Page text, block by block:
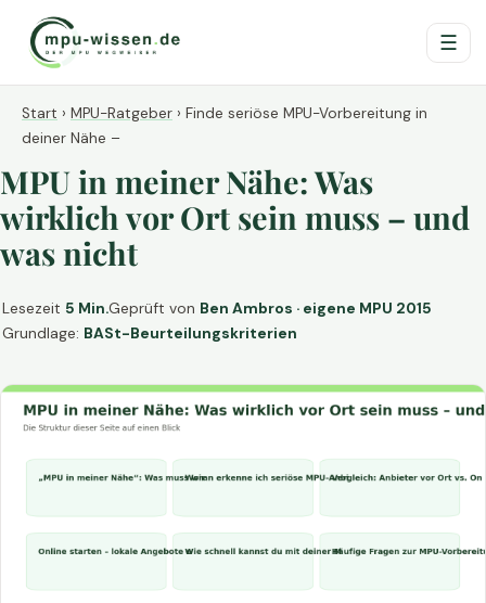
☰
Start › MPU-Ratgeber › Finde seriöse MPU-Vorbereitung in
deiner Nähe –
MPU in meiner Nähe: Was
wirklich vor Ort sein muss – und
was nicht
Lesezeit 5 Min.Geprüft von Ben Ambros · eigene MPU 2015
Grundlage: BASt-Beurteilungskriterien